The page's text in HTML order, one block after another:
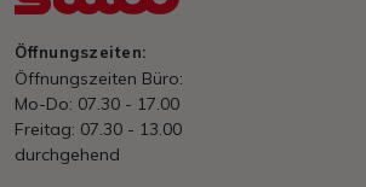
Öffnungszeiten:
Öffnungszeiten Büro:
Mo-Do: 07.30 - 17.00
Freitag: 07.30 - 13.00
durchgehend